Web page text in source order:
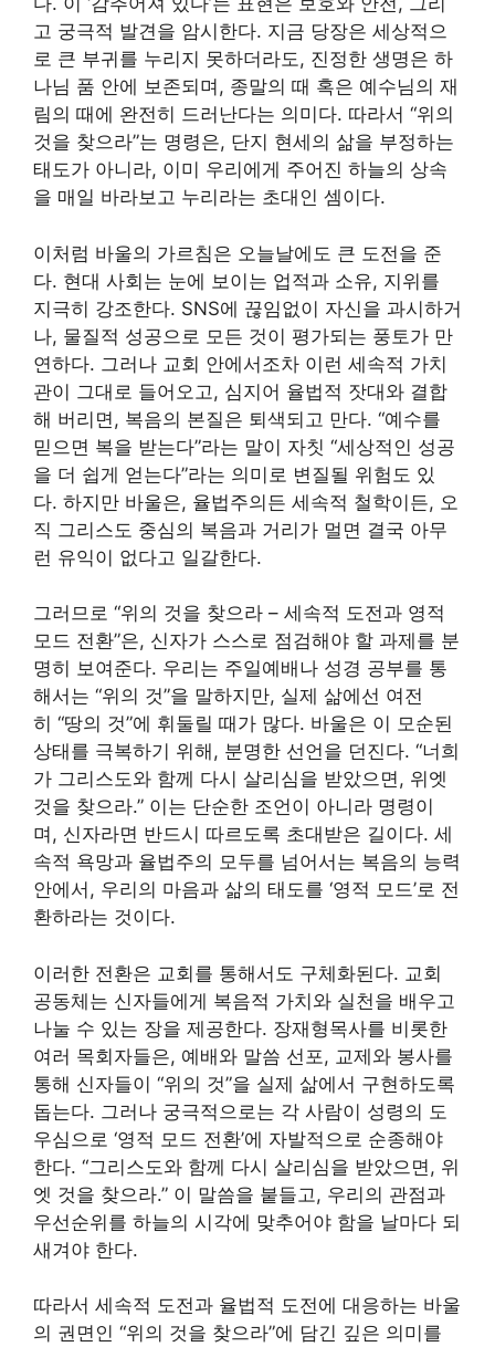
고 궁극적 발견을 암시한다. 지금 당장은 세상적으
로 큰 부귀를 누리지 못하더라도, 진정한 생명은 하
나님 품 안에 보존되며, 종말의 때 혹은 예수님의 재
림의 때에 완전히 드러난다는 의미다. 따라서 “위의
것을 찾으라”는 명령은, 단지 현세의 삶을 부정하는
태도가 아니라, 이미 우리에게 주어진 하늘의 상속
을 매일 바라보고 누리라는 초대인 셈이다.
이처럼 바울의 가르침은 오늘날에도 큰 도전을 준
다. 현대 사회는 눈에 보이는 업적과 소유, 지위를
지극히 강조한다. SNS에 끊임없이 자신을 과시하거
나, 물질적 성공으로 모든 것이 평가되는 풍토가 만
연하다. 그러나 교회 안에서조차 이런 세속적 가치
관이 그대로 들어오고, 심지어 율법적 잣대와 결합
해 버리면, 복음의 본질은 퇴색되고 만다. “예수를
믿으면 복을 받는다”라는 말이 자칫 “세상적인 성공
을 더 쉽게 얻는다”라는 의미로 변질될 위험도 있
다. 하지만 바울은, 율법주의든 세속적 철학이든, 오
직 그리스도 중심의 복음과 거리가 멀면 결국 아무
런 유익이 없다고 일갈한다.
그러므로 “위의 것을 찾으라 – 세속적 도전과 영적
모드 전환”은, 신자가 스스로 점검해야 할 과제를 분
명히 보여준다. 우리는 주일예배나 성경 공부를 통
해서는 “위의 것”을 말하지만, 실제 삶에선 여전
히 “땅의 것”에 휘둘릴 때가 많다. 바울은 이 모순된
상태를 극복하기 위해, 분명한 선언을 던진다. “너희
가 그리스도와 함께 다시 살리심을 받았으면, 위엣
것을 찾으라.” 이는 단순한 조언이 아니라 명령이
며, 신자라면 반드시 따르도록 초대받은 길이다. 세
속적 욕망과 율법주의 모두를 넘어서는 복음의 능력
안에서, 우리의 마음과 삶의 태도를 ‘영적 모드’로 전
환하라는 것이다.
이러한 전환은 교회를 통해서도 구체화된다. 교회
공동체는 신자들에게 복음적 가치와 실천을 배우고
나눌 수 있는 장을 제공한다. 장재형목사를 비롯한
여러 목회자들은, 예배와 말씀 선포, 교제와 봉사를
통해 신자들이 “위의 것”을 실제 삶에서 구현하도록
돕는다. 그러나 궁극적으로는 각 사람이 성령의 도
우심으로 ‘영적 모드 전환’에 자발적으로 순종해야
한다. “그리스도와 함께 다시 살리심을 받았으면, 위
엣 것을 찾으라.” 이 말씀을 붙들고, 우리의 관점과
우선순위를 하늘의 시각에 맞추어야 함을 날마다 되
새겨야 한다.
따라서 세속적 도전과 율법적 도전에 대응하는 바울
의 권면인 “위의 것을 찾으라”에 담긴 깊은 의미를